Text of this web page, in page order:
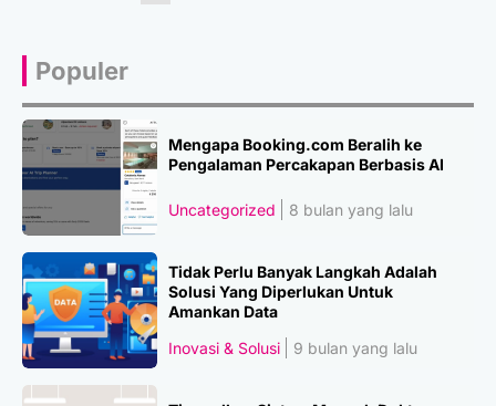
Populer
Mengapa Booking.com Beralih ke
Pengalaman Percakapan Berbasis AI
Uncategorized 8 bulan yang lalu
Tidak Perlu Banyak Langkah Adalah
Solusi Yang Diperlukan Untuk
Amankan Data
Inovasi & Solusi
9 bulan yang lalu